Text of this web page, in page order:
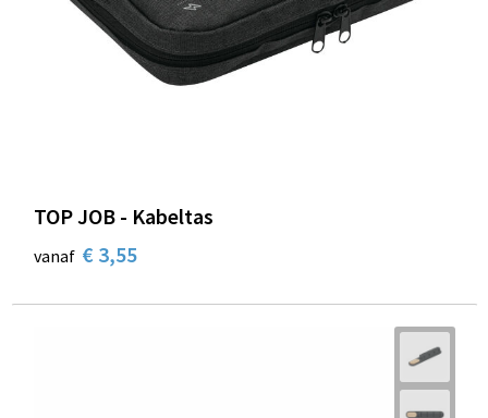
TOP JOB - Kabeltas
vanaf € 3,55